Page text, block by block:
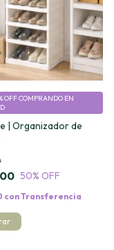
| Organizador de
50% OFF
OFFCOMPRANDO EN
conTransferencia